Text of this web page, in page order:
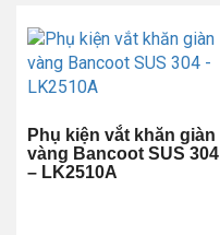
Phụ kiện vắt khăn giàn
vàng Bancoot SUS 304
– LK2510A